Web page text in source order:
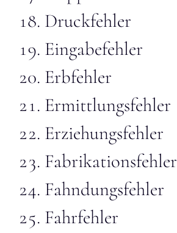
Druckfehler
Eingabefehler
Erbfehler
Ermittlungsfehler
Erziehungsfehler
Fabrikationsfehler
Fahndungsfehler
Fahrfehler